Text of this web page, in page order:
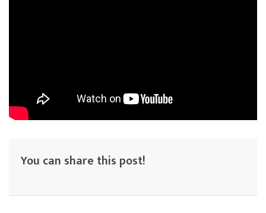
You can share this post!